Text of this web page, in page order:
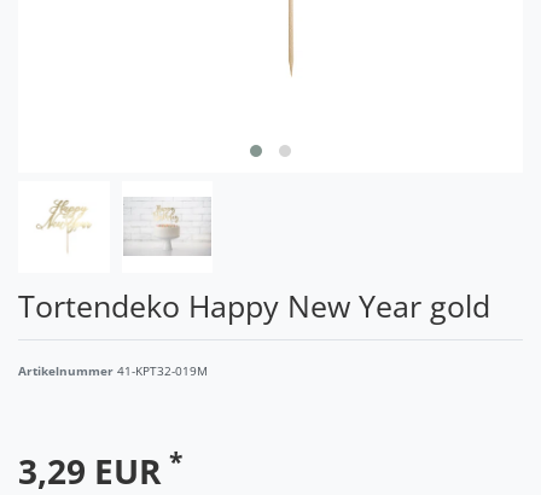
Tortendeko Happy New Year gold
Artikelnummer 41-KPT32-019M
3,29 EUR *